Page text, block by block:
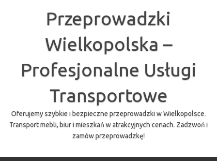
Przeprowadzki
Wielkopolska –
Profesjonalne Usługi
Transportowe
Oferujemy szybkie i bezpieczne przeprowadzki w Wielkopolsce.
Transport mebli, biur i mieszkań w atrakcyjnych cenach. Zadzwoń i
zamów przeprowadzkę!